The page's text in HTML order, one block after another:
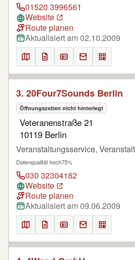
01520 3996561
Website
Route planen
Aktualisiert am 02.10.2009
3. 20Four7Sounds Berlin
Öffnungszeiten nicht hinterlegt
Veteranenstraße 21
10119 Berlin
Veranstaltungsservice,
Datenqualität hoch75%
030 32304182
Website
Route planen
Aktualisiert am 09.06.2009